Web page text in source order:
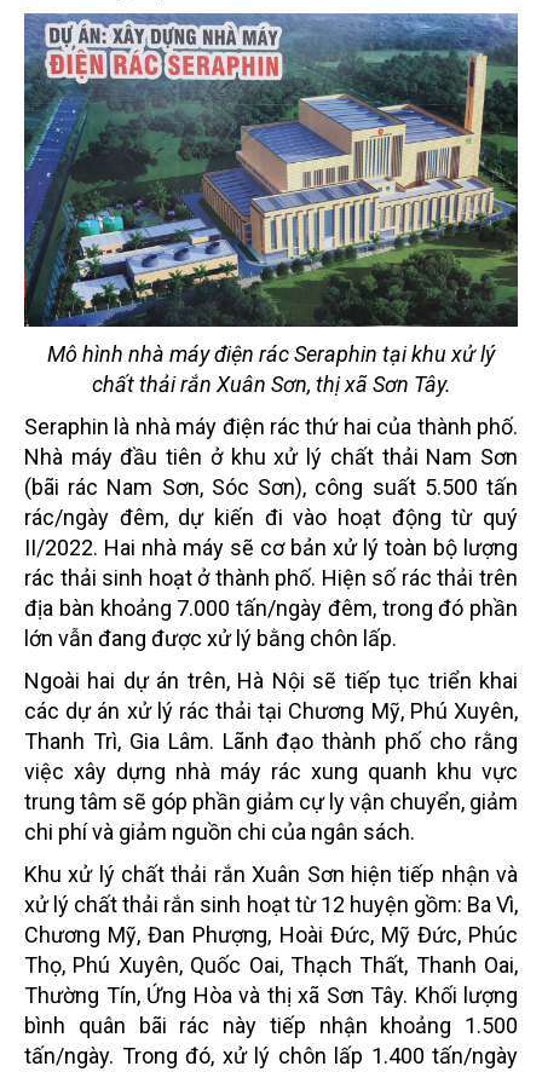
Mô hình nhà máy điện rác Seraphin tại khu xử lý
chất thải rắn Xuân Sơn, thị xã Sơn Tây.
Seraphin là nhà máy điện rác thứ hai của thành phố.
Nhà máy đầu tiên ở khu xử lý chất thải Nam Sơn
(bãi rác Nam Sơn, Sóc Sơn), công suất 5.500 tấn
rác/ngày đêm, dự kiến đi vào hoạt động từ quý
II/2022. Hai nhà máy sẽ cơ bản xử lý toàn bộ lượng
rác thải sinh hoạt ở thành phố. Hiện số rác thải trên
địa bàn khoảng 7.000 tấn/ngày đêm, trong đó phần
lớn vẫn đang được xử lý bằng chôn lấp.
Ngoài hai dự án trên, Hà Nội sẽ tiếp tục triển khai
các dự án xử lý rác thải tại Chương Mỹ, Phú Xuyên,
Thanh Trì, Gia Lâm. Lãnh đạo thành phố cho rằng
việc xây dựng nhà máy rác xung quanh khu vực
trung tâm sẽ góp phần giảm cự ly vận chuyển, giảm
chi phí và giảm nguồn chi của ngân sách.
Khu xử lý chất thải rắn Xuân Sơn hiện tiếp nhận và
xử lý chất thải rắn sinh hoạt từ 12 huyện gồm: Ba Vì,
Chương Mỹ, Đan Phượng, Hoài Đức, Mỹ Đức, Phúc
Thọ, Phú Xuyên, Quốc Oai, Thạch Thất, Thanh Oai,
Thường Tín, Ứng Hòa và thị xã Sơn Tây. Khối lượng
bình quân bãi rác này tiếp nhận khoảng 1.500
tấn/ngày. Trong đó, xử lý chôn lấp 1.400 tấn/ngày